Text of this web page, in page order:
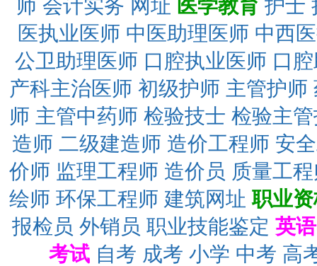
师 会计实务 网址 医学教育 护士
医执业医师 中医助理医师 中西
公卫助理医师 口腔执业医师 口
产科主治医师 初级护师 主管护师
师 主管中药师 检验技士 检验主
造师 二级建造师 造价工程师 安
价师 监理工程师 造价员 质量工
绘师 环保工程师 建筑网址 职业
报检员 外销员 职业技能鉴定 英
考试 自考 成考 小学 中考 高